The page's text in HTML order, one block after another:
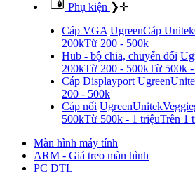
Phụ kiện ❯✛
Cáp VGA UgreenCáp Unitek
200kTừ 200 - 500k
Hub - bộ chia, chuyển đổi
200kTừ 200 - 500kTừ 500k -
Cáp Displayport Ugreen
200 - 500k
Cáp nối UgreenUnitek
500kTừ 500k - 1 triệuTrên 1
Màn hình máy tính
ARM - Giá treo màn hình
PC DTL